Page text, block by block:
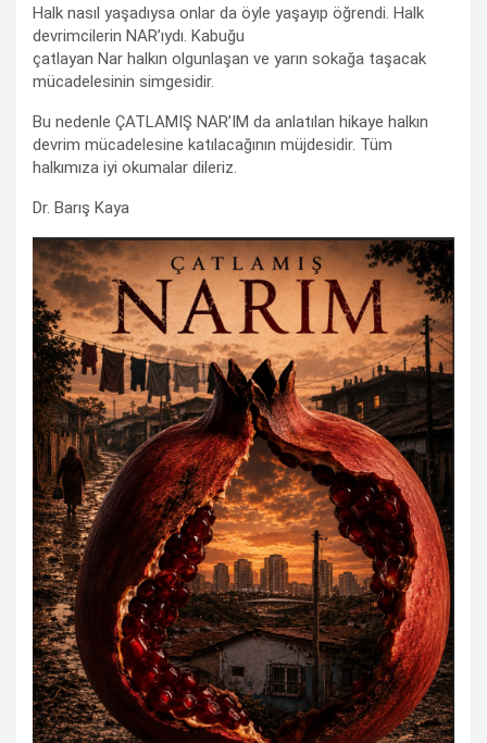
Halk nasıl yaşadıysa onlar da öyle yaşayıp öğrendi. Halk
devrimcilerin NAR’ıydı. Kabuğu
çatlayan Nar halkın olgunlaşan ve yarın sokağa taşacak
mücadelesinin simgesidir.
Bu nedenle ÇATLAMIŞ NAR’IM da anlatılan hikaye halkın
devrim mücadelesine katılacağının müjdesidir. Tüm
halkımıza iyi okumalar dileriz.
Dr. Barış Kaya